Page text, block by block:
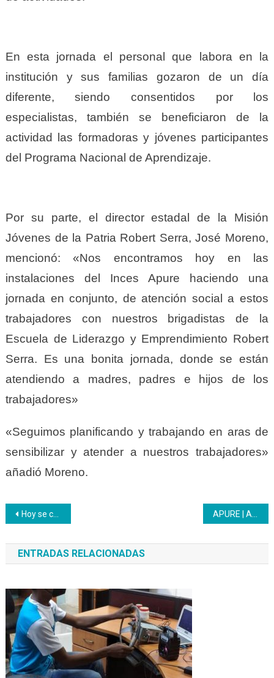
En esta jornada el personal que labora en la
institución y sus familias gozaron de un día
diferente, siendo consentidos por los
especialistas, también se beneficiaron de la
actividad las formadoras y jóvenes participantes
del Programa Nacional de Aprendizaje.
Por su parte, el director estadal de la Misión
Jóvenes de la Patria Robert Serra, José Moreno,
mencionó: «Nos encontramos hoy en las
instalaciones del Inces Apure haciendo una
jornada en conjunto, de atención social a estos
trabajadores con nuestros brigadistas de la
Escuela de Liderazgo y Emprendimiento Robert
Serra. Es una bonita jornada, donde se están
atendiendo a madres, padres e hijos de los
trabajadores»
«Seguimos planificando y trabajando en aras de
sensibilizar y atender a nuestros trabajadores»
añadió Moreno.
Navegación
de
entradas
Hoy se celebró el Día Mundial del Desafío en el Inces
ENTRADAS RELACIONADAS